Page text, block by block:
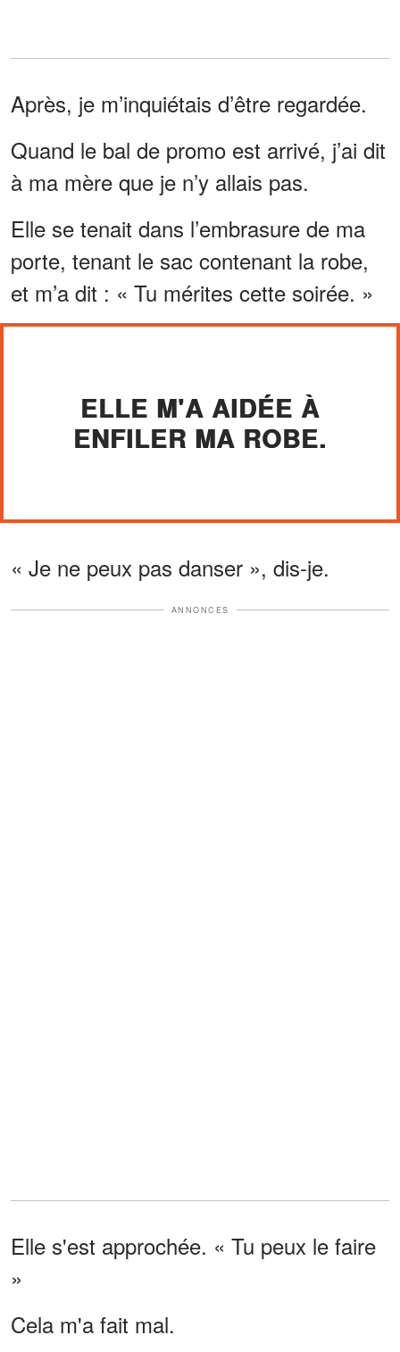
Après, je m’inquiétais d’être regardée.
Quand le bal de promo est arrivé, j’ai dit
à ma mère que je n’y allais pas.
Elle se tenait dans l’embrasure de ma
porte, tenant le sac contenant la robe,
et m’a dit : « Tu mérites cette soirée. »
ELLE M'A AIDÉE À
ENFILER MA ROBE.
« Je ne peux pas danser », dis-je.
ANNONCES
Elle s'est approchée. « Tu peux le faire
»
Cela m'a fait mal.